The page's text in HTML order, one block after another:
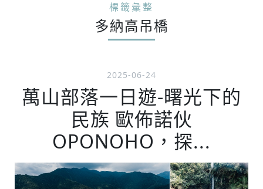
標籤彙整
多納高吊橋
2025-06-24
萬山部落一日遊-曙光下的
民族 歐佈諾伙
OPONOHO，探...